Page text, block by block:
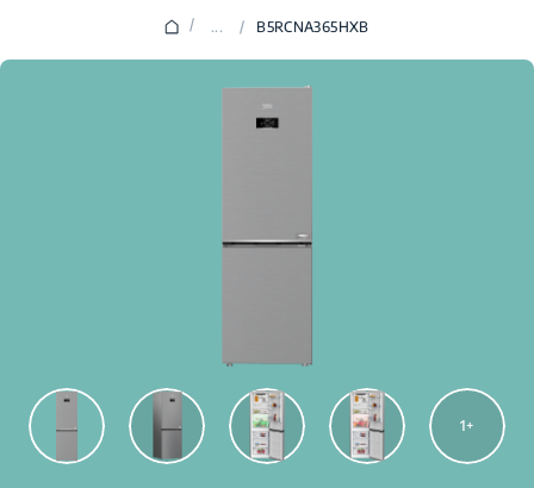
/ ... / B5RCNA365HXB
1